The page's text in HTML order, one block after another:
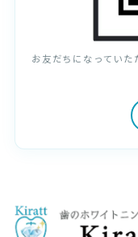
お友だちになってい